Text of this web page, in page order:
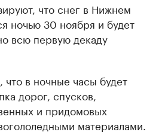
что снег в Нижнем
ночью 30 ноября и будет
всю первую декаду
в ночные часы будет
дорог, спусков,
и придомовых
материалами.